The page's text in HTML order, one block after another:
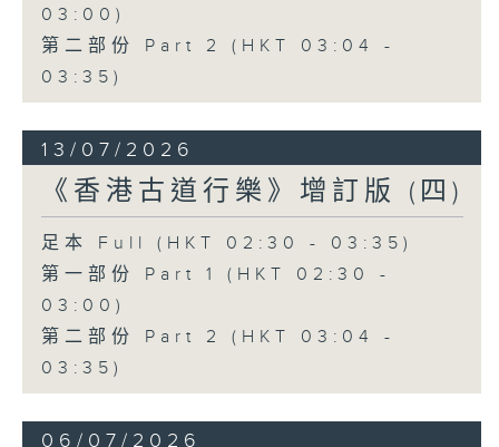
03:00)
第二部份 Part 2 (HKT 03:04 -
03:35)
13/07/2026
《香港古道行樂》增訂版 (四)
足本 Full (HKT 02:30 - 03:35)
第一部份 Part 1 (HKT 02:30 -
03:00)
第二部份 Part 2 (HKT 03:04 -
03:35)
06/07/2026